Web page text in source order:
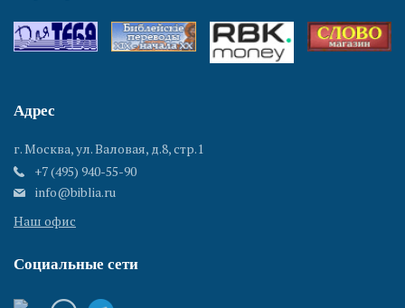
Адрес
г. Москва, ул. Валовая, д.8, стр.1
+7 (495) 940-55-90
info@biblia.ru
Наш офис
Социальные сети